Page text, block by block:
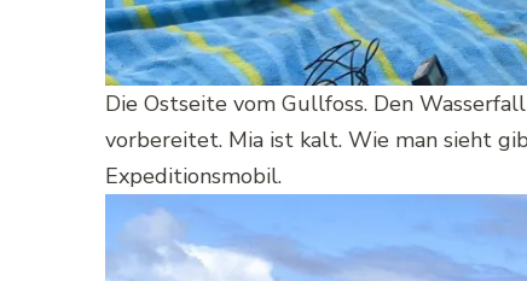
Die Ostseite vom Gullfoss. Den
vorbereitet. Mia ist kalt. Wie man sieht
Expeditionsmobil.